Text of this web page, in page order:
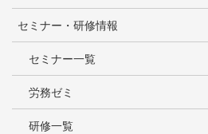
セミナー・研修情報
セミナー一覧
労務ゼミ
研修一覧